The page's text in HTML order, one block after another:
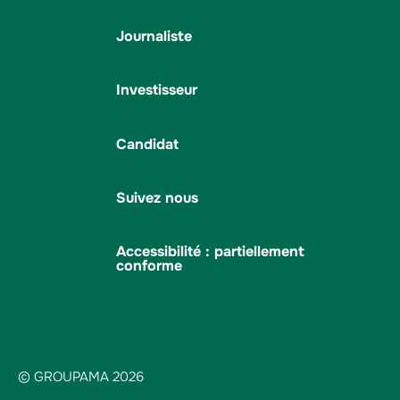
Journaliste
Investisseur
Candidat
Suivez nous
Accessibilité : partiellement
conforme
© GROUPAMA 2026